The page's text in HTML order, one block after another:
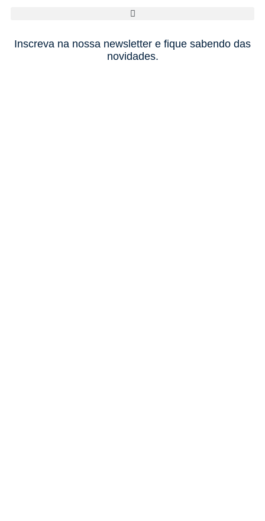
Inscreva na nossa newsletter e fique sabendo das
novidades.